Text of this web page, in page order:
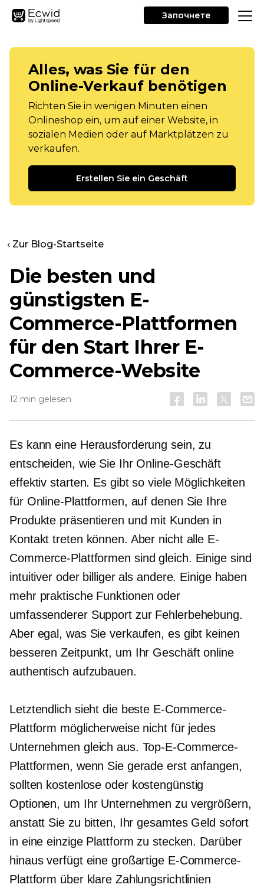
Започнете
Alles, was Sie für den
Online-Verkauf benötigen
Richten Sie in wenigen Minuten einen
Onlineshop ein, um auf einer Website, in
sozialen Medien oder auf Marktplätzen zu
verkaufen.
Erstellen Sie ein Geschäft
‹ Zur Blog-Startseite
Die besten und
günstigsten E-
Commerce-Plattformen
für den Start Ihrer E-
Commerce-Website
12 min gelesen
Es kann eine Herausforderung sein, zu
entscheiden, wie Sie Ihr Online-Geschäft
effektiv starten. Es gibt so viele Möglichkeiten
für Online-Plattformen, auf denen Sie Ihre
Produkte präsentieren und mit Kunden in
Kontakt treten können. Aber nicht alle E-
Commerce-Plattformen sind gleich. Einige sind
intuitiver oder billiger als andere. Einige haben
mehr praktischeFunktionen oder
umfassenderer Support zur Fehlerbehebung.
Aber egal, was Sie verkaufen, es gibt keinen
besseren Zeitpunkt, um Ihr Geschäft online
authentisch aufzubauen.
Letztendlich sieht die beste E-Commerce-
Plattform möglicherweise nicht für jedes
Unternehmen gleich aus. Top-E-Commerce-
Plattformen, wenn Sie gerade erst anfangen,
sollten kostenlose oder kostengünstig
Optionen, um Ihr Unternehmen zu vergrößern,
anstatt Sie zu bitten, Ihr gesamtes Geld sofort
in eine einzige Plattform zu stecken. Darüber
hinaus verfügt eine großartige E-Commerce-
Plattform über klare Zahlungsrichtlinien